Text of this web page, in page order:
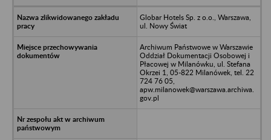
Globar Hotels Sp. z o.o., Warszawa,
ul. Nowy Świat
Archiwum Państwowe w Warszawie
Oddział Dokumentacji Osobowej i
Płacowej w Milanówku, ul. Stefana
Okrzei 1, 05-822 Milanówek, tel. 22
724 76 05,
apw.milanowek@warszawa.archiwa.
gov.pl